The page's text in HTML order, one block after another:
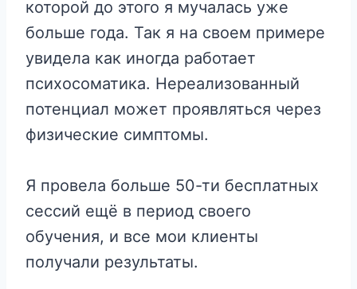
которой до этого я мучалась уже
больше года. Так я на своем примере
увидела как иногда работает
психосоматика. Нереализованный
потенциал может проявляться через
физические симптомы.
Я провела больше 50-ти бесплатных
сессий ещё в период своего
обучения, и все мои клиенты
получали результаты.